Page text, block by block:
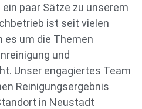
paar Sätze zu unserem
ist seit vielen
es um die Themen
und
Unser engagiertes Team
Reinigungsergebnis
in Neustadt